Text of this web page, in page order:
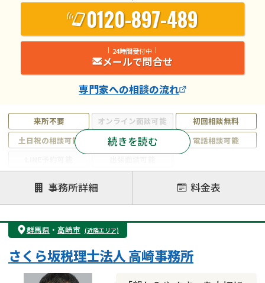
来所不要 オンライン面談可能
初回相談無料
土日祝の相談可能
19時以降電話可能
電話相談可能
注力案件
遺言書作成・遺言執行
相続放棄
相続登記
遺産分割
遺留分侵害額請求
相続税申告
相続手続き
銀行手続き
成年後見・任意後見
贈与税
相続人調査
相続財産調査
続きを読む
0120-897-489
24時間受付中
メールで問合せ
専門家への相談の流れ
事務所詳細 料金表
群馬県 ・ 高崎市 (近隣エリア)
さくら坂税理士法人 高崎事務所